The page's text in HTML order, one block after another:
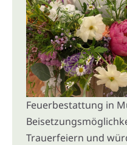
Feuerbestattung in
Trauerfeiern und